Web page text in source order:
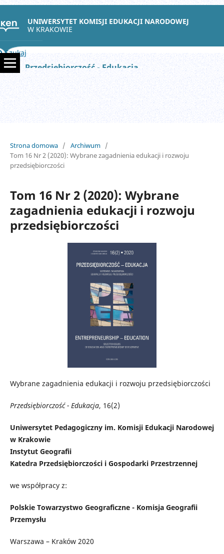
UNIWERSYTET KOMISJI EDUKACJI NARODOWEJ
W KRAKOWIE
Szukaj
Przedsiębiorczość - Edukacja
Strona domowa / Archiwum /
Tom 16 Nr 2 (2020): Wybrane zagadnienia edukacji i rozwoju
przedsiębiorczości
Tom 16 Nr 2 (2020): Wybrane
zagadnienia edukacji i rozwoju
przedsiębiorczości
Wybrane zagadnienia edukacji i rozwoju przedsiębiorczości
Przedsiębiorczość - Edukacja, 16(2)
Uniwersytet Pedagogiczny im. Komisji Edukacji Narodowej
w Krakowie
Instytut Geografii
Katedra Przedsiębiorczości i Gospodarki Przestrzennej
we współpracy z:
Polskie Towarzystwo Geograficzne - Komisja Geografii
Przemysłu
Warszawa – Kraków 2020